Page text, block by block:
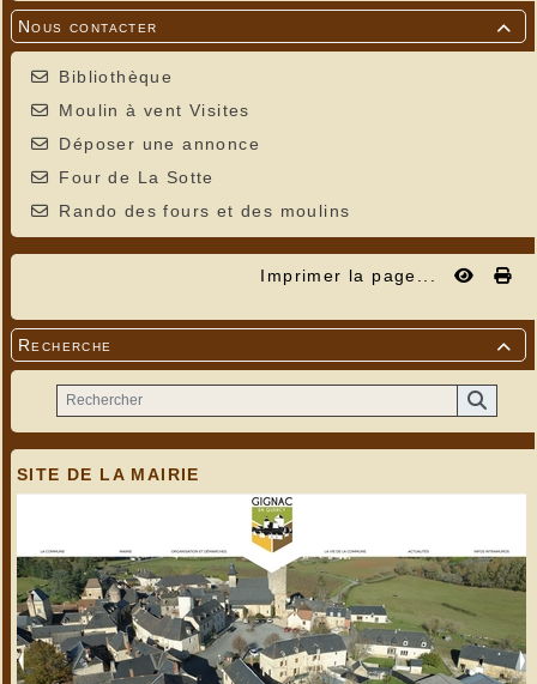

Nous contacter
Bibliothèque
Moulin à vent Visites
Déposer une annonce
Four de La Sotte
Rando des fours et des moulins
Imprimer la page...

Recherche
SITE DE LA MAIRIE